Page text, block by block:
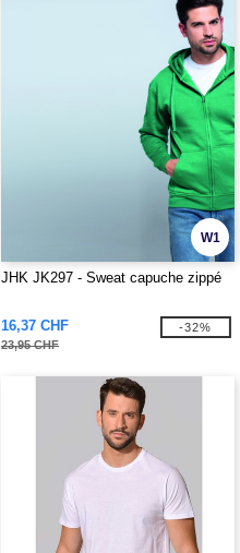
W1
JHK JK297 - Sweat capuche zippé
16,37 CHF
23,95 CHF
-32%